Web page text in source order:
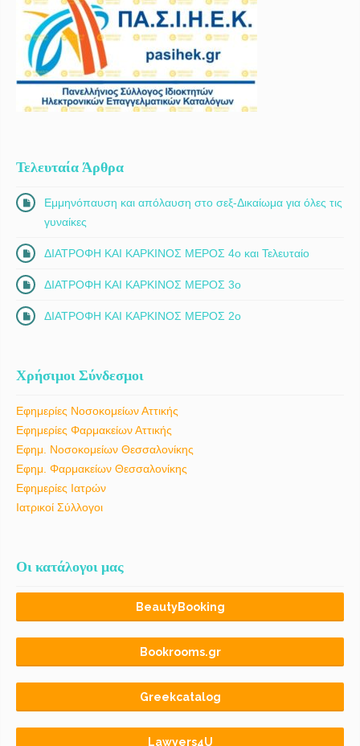
Τελευταία Άρθρα
Εμμηνόπαυση και απόλαυση στο σεξ-Δικαίωμα για όλες τις
γυναίκες
ΔΙΑΤΡΟΦΗ ΚΑΙ ΚΑΡΚΙΝΟΣ ΜΕΡΟΣ 4ο και Τελευταίο
ΔΙΑΤΡΟΦΗ ΚΑΙ ΚΑΡΚΙΝΟΣ ΜΕΡΟΣ 3ο
ΔΙΑΤΡΟΦΗ ΚΑΙ ΚΑΡΚΙΝΟΣ ΜΕΡΟΣ 2ο
Χρήσιμοι Σύνδεσμοι
Εφημερίες Νοσοκομείων Αττικής
Εφημερίες Φαρμακείων Αττικής
Εφημ. Νοσοκομείων Θεσσαλονίκης
Εφημ. Φαρμακείων Θεσσαλονίκης
Εφημερίες Ιατρών
Ιατρικοί Σύλλογοι
Οι κατάλογοι μας
BeautyBooking
Bookrooms.gr
Greekcatalog
Lawyers4U